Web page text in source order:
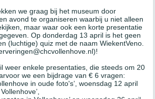
we graag bij het museum door
avond te organiseren waarbij u niet alleen
maar waar ook een korte presentatie
Op donderdag 13 april is het geen
(luchtige) quiz met de naam WiekentVeno.
weer enkele presentaties, die steeds om 20
we een bijdrage van € 6 vragen:
in oude foto's’, woensdag 12 april